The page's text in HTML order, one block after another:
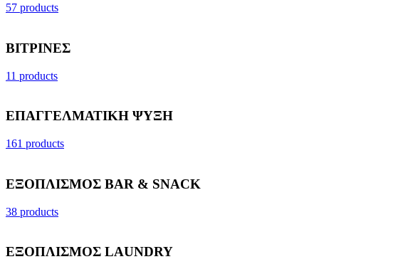
57 products
ΒΙΤΡΙΝΕΣ
11 products
ΕΠΑΓΓΕΛΜΑΤΙΚΗ ΨΥΞΗ
161 products
ΕΞΟΠΛΙΣΜΟΣ BAR & SNACK
38 products
ΕΞΟΠΛΙΣΜΟΣ LAUNDRY